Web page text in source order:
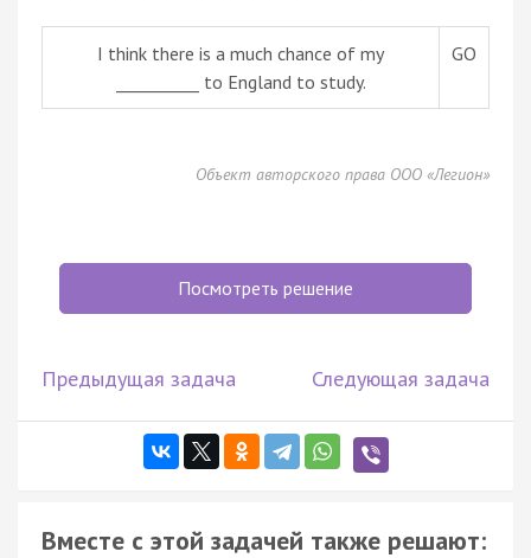
I think there is a much chance of my
__________ to England to study.
GO
Объект авторского права ООО «Легион»
Посмотреть решение
Предыдущая задача Следующая задача
Вместе с этой задачей также решают: